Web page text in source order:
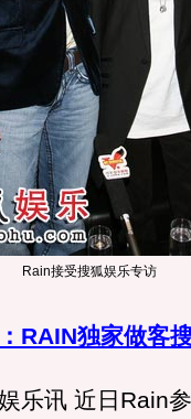
Rain接受搜狐娱乐专访
RAIN独家做客
讯 近日Rain参